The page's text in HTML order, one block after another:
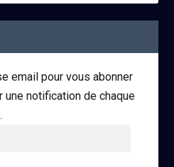
email pour vous abonner
une notification de chaque